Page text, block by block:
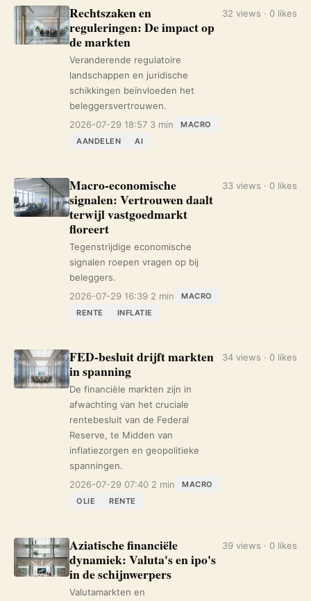
Rechtszaken en
reguleringen: De impact op
de markten
Veranderende regulatoire
landschappen en juridische
schikkingen beïnvloeden het
beleggersvertrouwen.
2026-07-29 18:57 3 min
MACRO
AANDELEN
AI
32 views · 0 likes
Macro-economische
signalen: Vertrouwen daalt
terwijl vastgoedmarkt
floreert
Tegenstrijdige economische
signalen roepen vragen op bij
beleggers.
2026-07-29 16:39 2 min
MACRO
RENTE
INFLATIE
33 views · 0 likes
FED-besluit drijft markten
in spanning
De financiële markten zijn in
afwachting van het cruciale
rentebesluit van de Federal
Reserve, te Midden van
inflatiezorgen en geopolitieke
spanningen.
2026-07-29 07:40 2 min
MACRO
OLIE
RENTE
34 views · 0 likes
Aziatische financiële
dynamiek: Valuta's en ipo's
in de schijnwerpers
Valutamarkten en
39 views · 0 likes